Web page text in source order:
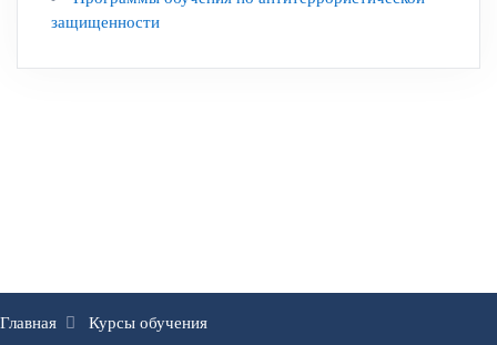
защищенности
Главная Курсы обучения